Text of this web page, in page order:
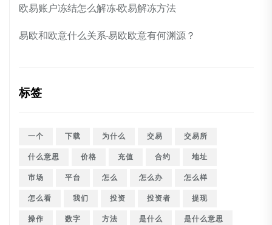
欧易账户冻结怎么解冻-欧易解冻方法
易欧和欧意什么关系-易欧欧意有何渊源？
标签
一个 下载 为什么 交易
交易所
什么意思
价格 充值 合约
地址
市场
平台 怎么 怎么办
怎么样
怎么看
我们 投资 投资者
提现
操作
数字 方法 是什么
是什么意思